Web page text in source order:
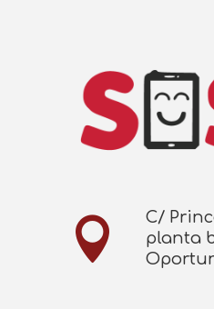

C/
planta